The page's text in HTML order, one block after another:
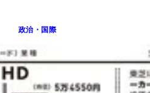
政治・国際